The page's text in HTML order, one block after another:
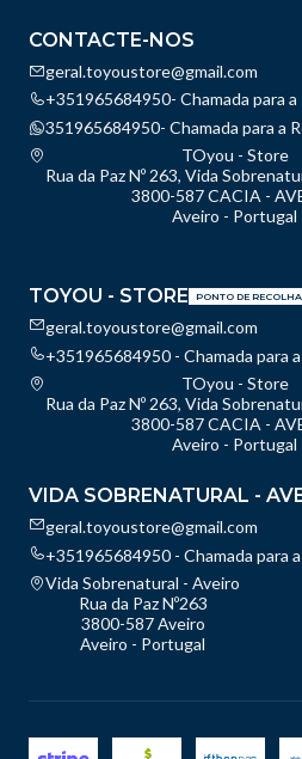
CONTACTE-NOS
geral.toyoustore@gmail.com
+351965684950- Chamada para
351965684950- Chamada para a
TOyou - Store
Rua da Paz Nº 263, Vida
3800-587 CACIA -
Aveiro - Portugal
TOYOU - STORE PONTO DE RECOLHA
geral.toyoustore@gmail.com
+351965684950 - Chamada para
TOyou - Store
Rua da Paz Nº 263, Vida
3800-587 CACIA -
Aveiro - Portugal
VIDA SOBRENATURAL -
geral.toyoustore@gmail.com
+351965684950 - Chamada para
Vida Sobrenatural - Aveiro
Rua da Paz Nº263
3800-587 Aveiro
Aveiro - Portugal